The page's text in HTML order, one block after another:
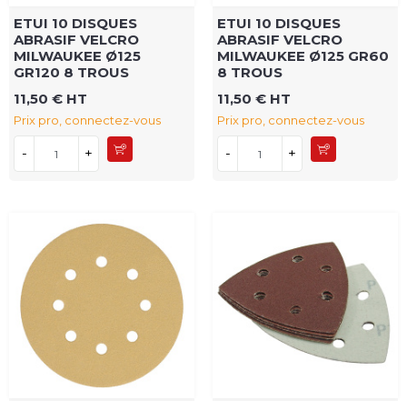
ETUI 10 DISQUES
ABRASIF VELCRO
MILWAUKEE Ø125
GR120 8 TROUS
11,50 € HT
Prix pro, connectez-vous
- +
ETUI 10 DISQUES
ABRASIF VELCRO
MILWAUKEE Ø125 GR60
8 TROUS
11,50 € HT
Prix pro, connectez-vous
- +